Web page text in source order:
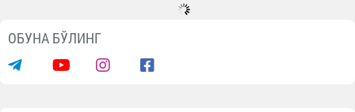
ОБУНА БЎЛИНГ